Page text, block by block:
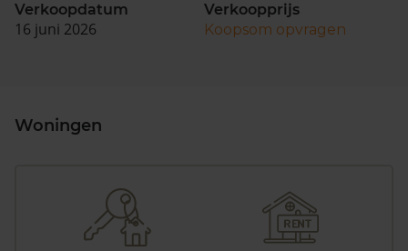
Verkoopdatum
16 juni 2026
Verkoopprijs
Koopsom opvragen
Woningen